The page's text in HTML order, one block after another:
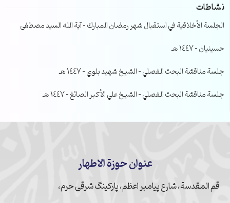
نشاطات
الجلسة الأخلاقية في استقبال شهر رمضان المبارك – آية الله السيد مصطفى
حسينيان – 1447 هـ
جلسة مناقشة البحث الفصلي – الشيخ شهيد بلوي – 1447 هـ
جلسة مناقشة البحث الفصلي – الشيخ علي الأكبر الصائغ – 1447 هـ
عنوان حوزة الاطهار
قم المقدسة، شارع پیامبر اعظم، پارکینگ شرقی حرم،